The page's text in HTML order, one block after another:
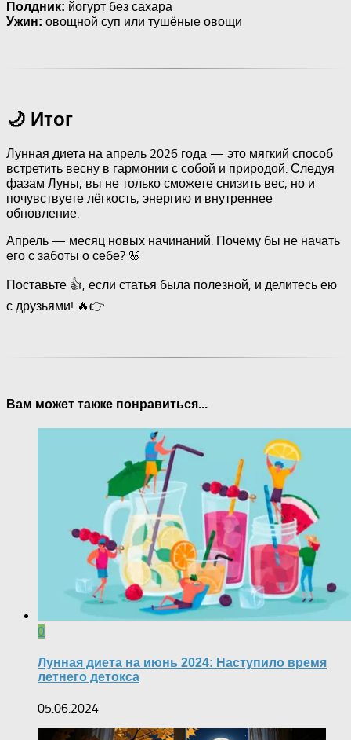
Полдник: йогурт без сахара
Ужин: овощной суп или тушёные овощи
🌙 Итог
Лунная диета на апрель 2026 года — это мягкий способ
встретить весну в гармонии с собой и природой. Следуя
фазам Луны, вы не только сможете снизить вес, но и
почувствуете лёгкость, энергию и внутреннее
обновление.
Апрель — месяц новых начинаний. Почему бы не начать
его с заботы о себе? 🌸
Поставьте 👍, если статья была полезной, и делитесь ею
с друзьями! 🔥👉
Вам может также понравиться...
0
Лунная диета на июнь 2024: Наступило время
летнего детокса
05.06.2024